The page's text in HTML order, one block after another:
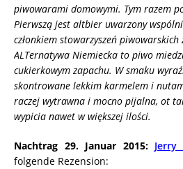
piwowarami domowymi. Tym razem
Pierwszą jest altbier uwarzony
członkiem stowarzyszeń
ALTernatywa Niemiecka to piwo
cukierkowym zapachu. W smaku
skontrowane lekkim karmelem i
raczej wytrawna i mocno pijalna, ot
wypicia nawet w większej ilości.
Nachtrag 29. Januar 2015: Jerry
folgende Rezension: